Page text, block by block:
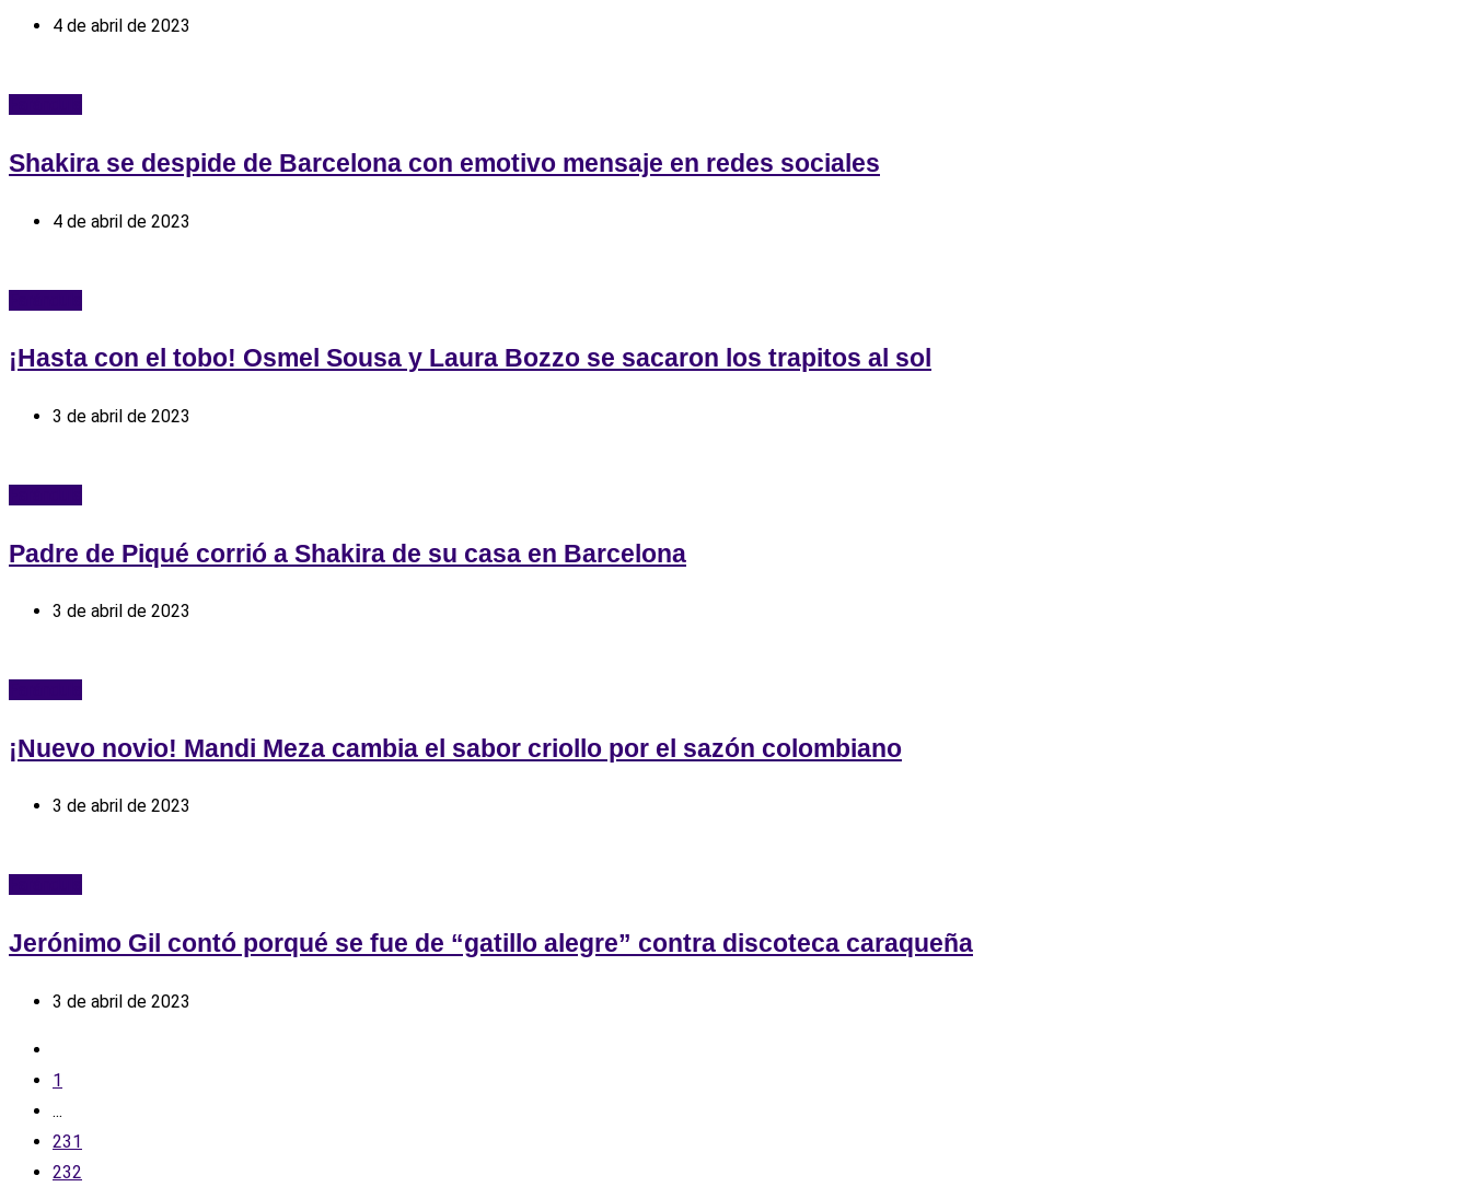
4 de abril de 2023
Shakira se despide de Barcelona con emotivo mensaje en redes sociales
4 de abril de 2023
¡Hasta con el tobo! Osmel Sousa y Laura Bozzo se sacaron los trapitos al sol
3 de abril de 2023
Padre de Piqué corrió a Shakira de su casa en Barcelona
3 de abril de 2023
¡Nuevo novio! Mandi Meza cambia el sabor criollo por el sazón colombiano
3 de abril de 2023
Jerónimo Gil contó porqué se fue de “gatillo alegre” contra discoteca caraqueña
3 de abril de 2023
1
...
231
232